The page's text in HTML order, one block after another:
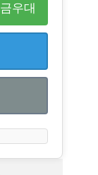
우대